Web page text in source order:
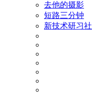
去他的摄影
短路三分钟
新技术研习社